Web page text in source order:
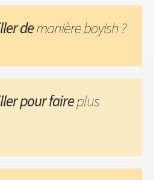
demanière boyish ?
pour faireplus